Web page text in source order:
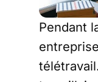
Pendant